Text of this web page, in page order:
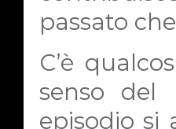
passato
C’è
senso del
episodio si